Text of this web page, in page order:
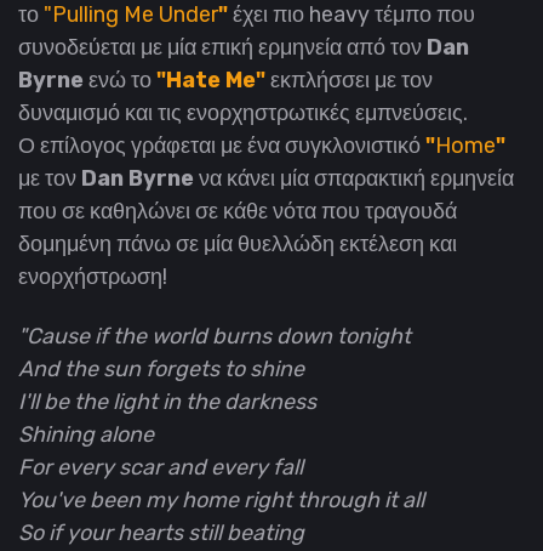
το "Pulling Me Under"έχει πιο heavy τέμπο που
συνοδεύεται με μία επική ερμηνεία από τον Dan
Byrne ενώ το"Hate Me"εκπλήσσει με τον
δυναμισμό και τις ενορχηστρωτικές εμπνεύσεις.
Ο επίλογος γράφεται με ένα συγκλονιστικό"Home"
με τον Dan Byrne να κάνει μία σπαρακτική ερμηνεία
που σε καθηλώνει σε κάθε νότα που τραγουδά
δομημένη πάνω σε μία θυελλώδη εκτέλεση και
ενορχήστρωση!
"Cause if the world burns down tonight
And the sun forgets to shine
I'll be the light in the darkness
Shining alone
For every scar and every fall
You've been my home right through it all
So if your hearts still beating